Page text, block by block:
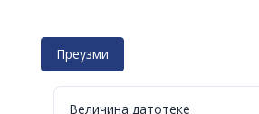
Преузми
Величина датотеке